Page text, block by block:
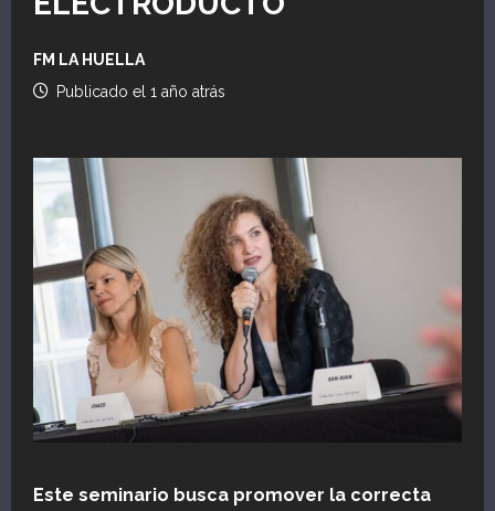
FM LA HUELLA
Publicado el 1 año atrás
Este seminario busca promover la correcta